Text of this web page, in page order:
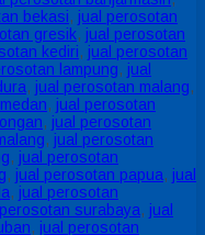
bekasi, jual perosotan
gresik, jual perosotan
kediri, jual perosotan
lampung, jual
, jual perosotan malang,
, jual perosotan
, jual perosotan
, jual perosotan
, jual perosotan
, jual perosotan papua, jual
, jual perosotan
surabaya, jual
, jual perosotan